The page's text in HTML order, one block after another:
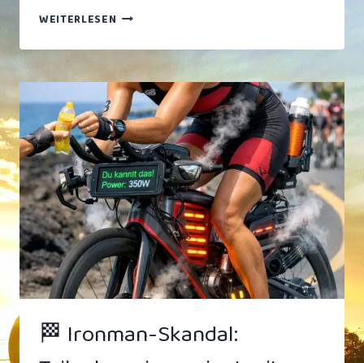
WEITERLESEN MAINZER
ROWDY
MIT
REALITÄT
(UND
EINER
FAUST)
KONFRONTIERT
🏁 Ironman-Skandal: